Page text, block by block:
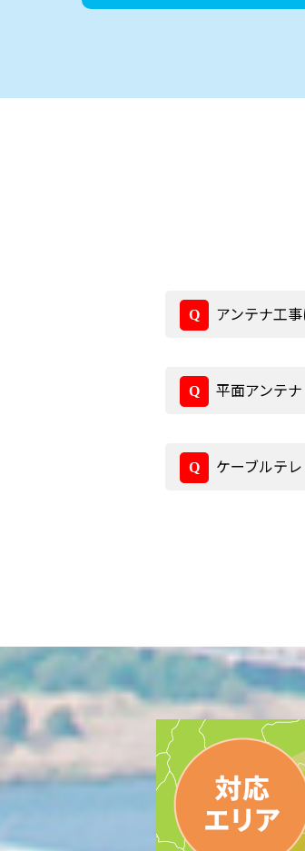
アンテナ工
平面アンテ
ケーブルテ